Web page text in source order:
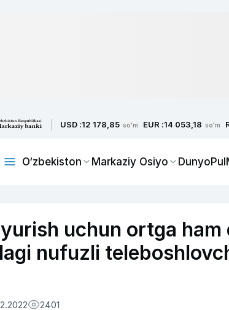
USD :12 178,85 so'm EUR :14 053,18 so'm
O‘zbekiston Markaziy Osiyo DunyoPul
yurish uchun ortga
nufuzli
2401